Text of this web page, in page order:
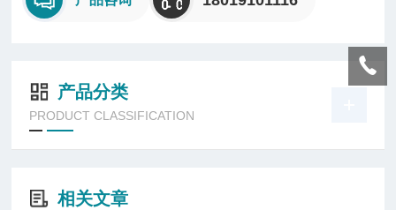
产品分类
PRODUCT CLASSIFICATION
相关文章